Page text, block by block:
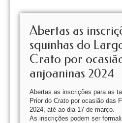
Abertas as
squinhas do
Crato por
anjoaninas 2024
Abertas as inscrições para as
Prior do Crato por ocasião das
2024, até ao dia 17 de março.
As inscrições podem ser